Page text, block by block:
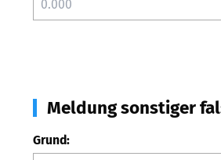
Meldung sonstiger
Grund: